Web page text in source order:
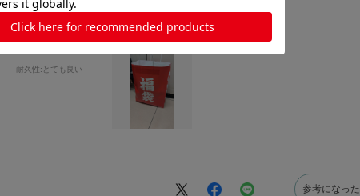
耐久性:とても良い
参考になった